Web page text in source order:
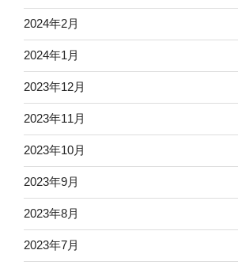
2024年2月
2024年1月
2023年12月
2023年11月
2023年10月
2023年9月
2023年8月
2023年7月